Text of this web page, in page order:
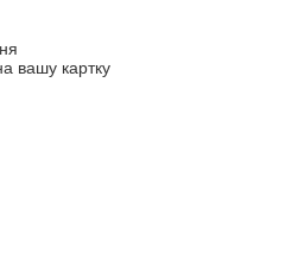
вашу картку